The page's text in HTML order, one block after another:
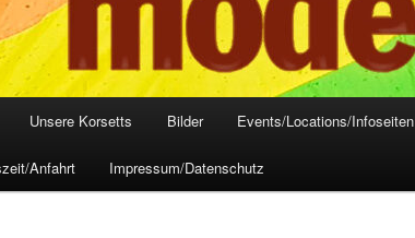
Unsere Korsetts Bilder Events/Locations/Infoseiten
Anfahrt Impressum/Datenschutz